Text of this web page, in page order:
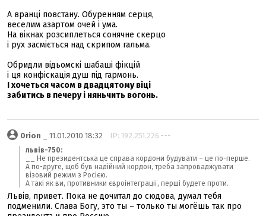
А вранці повстану. Обуренням серця,
веселим азартом очей і ума.
На вікнах розсиплеться сонячне скерцо
і рух засміється над скрипом гальма.
Обридли відьомскі шабаші фікцій
і ця конфіскація душ під гармонь.
І хочеться часом в двадцятому віці
забитись в печеру і няньчить вогонь.
0rion _ 11.01.2010 18:32 IP: 192.251.226.---
львів-750:
__ Не президентська це справа кордони будувати – це по-перше.
А по-друге, щоб був надійний кордон, треба запроваджувати
візовий режим з Росією.
А такі як ви, противники євроінтеграції, перші будете проти.
Львів, привет. Пока не дочитал до сюдова, думал тебя
подменили. Слава Богу, это ты – только ты могёшь так про